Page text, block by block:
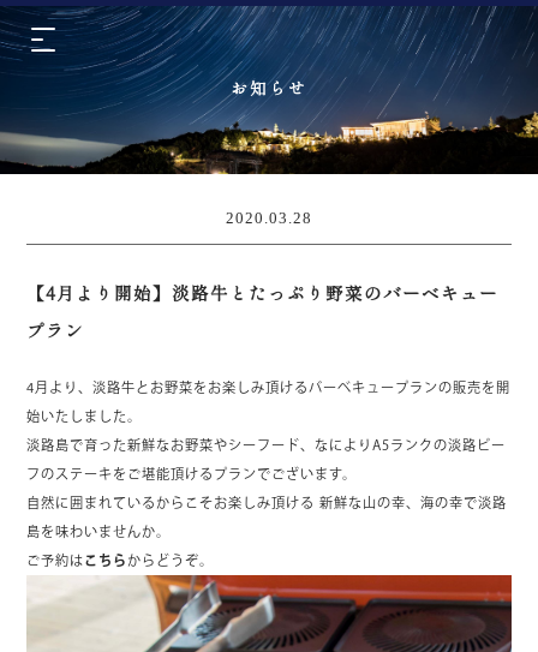
お知らせ
2020.03.28
【4月より開始】淡路牛とたっぷり野菜のバーベキュー
プラン
4月より、淡路牛とお野菜をお楽しみ頂けるバーベキュープランの販売を開
始いたしました。
淡路島で育った新鮮なお野菜やシーフード、なによりA5ランクの淡路ビー
フのステーキをご堪能頂けるプランでございます。
自然に囲まれているからこそお楽しみ頂ける 新鮮な山の幸、海の幸で淡路
島を味わいませんか。
ご予約はこちら からどうぞ。